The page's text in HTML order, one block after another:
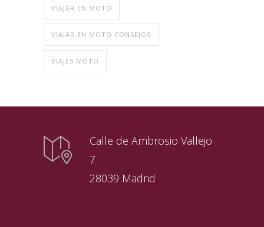
VIAJAR EN MOTO
VIAJAR EN MOTO CONSEJOS
VIAJES MOTO
Calle de Ambrosio Vallejo
7
28039 Madrid